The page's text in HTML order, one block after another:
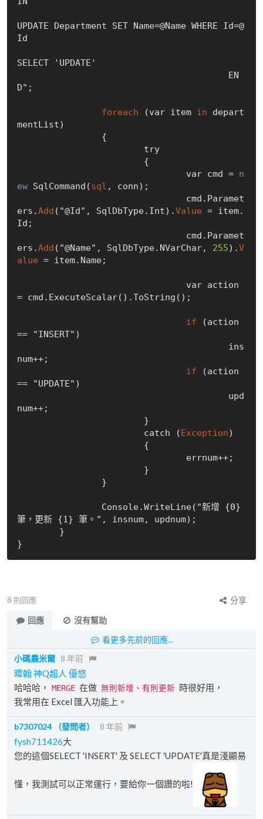
UPDATE Department SET Name=@Name WHERE Id=@
Id
SELECT 'UPDATE'
D";
foreach (var item in depart
mentList)
				var cmd =
n
ew SqlCommand(sql , conn);
ers.Add ("@Id", SqlDbType.Int).Value = item.
Id;
ers.Add ("@Name", SqlDbType.NVarChar, 255).V
alue = item.Name;
= cmd.ExecuteScalar().ToString();
if (action
== "INSERT")
num++;
if (action
== "UPDATE")
num++;
			catch (
Exception)
筆，更新 {1} 筆。", insnum, updnum);
8 則回應
分享
回應
沒有幫助
看更多先前的回應...
小碼農米爾 8 年前
暐翰神Q超人 優悠
哈哈哈，
MERGE 在做 無則新增、有則更新 時很好用，
我常用在 Excel 匯入功能上。
b7307024 （發問者） 8 年前
fysh711426大
您的這個SELECT 'INSERT' 及 SELECT 'UPDATE'真是淺顯易
懂，我測試可以正常運行，要給你一個讚的啦!